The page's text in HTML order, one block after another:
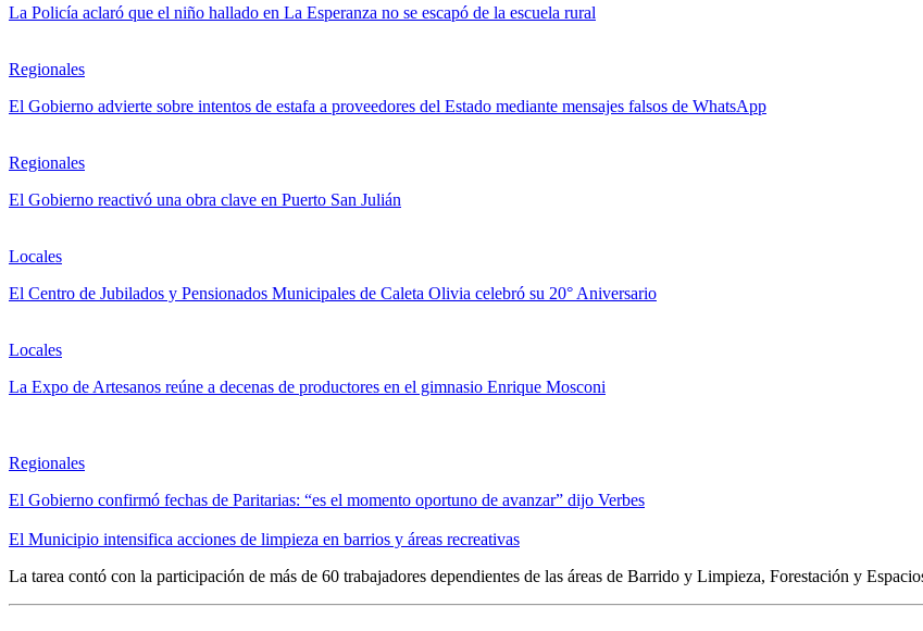
La Policía aclaró que el niño hallado en La Esperanza no se escapó de la escuela rural
Regionales
El Gobierno advierte sobre intentos de estafa a proveedores del Estado mediante mensajes falsos de WhatsApp
Regionales
El Gobierno reactivó una obra clave en Puerto San Julián
Locales
El Centro de Jubilados y Pensionados Municipales de Caleta Olivia celebró su 20° Aniversario
Locales
La Expo de Artesanos reúne a decenas de productores en el gimnasio Enrique Mosconi
Regionales
El Gobierno confirmó fechas de Paritarias: “es el momento oportuno de avanzar” dijo Verbes
El Municipio intensifica acciones de limpieza en barrios y áreas recreativas
La tarea contó con la participación de más de 60 trabajadores dependientes de las áreas de Barrido y Limpieza, Forestación y